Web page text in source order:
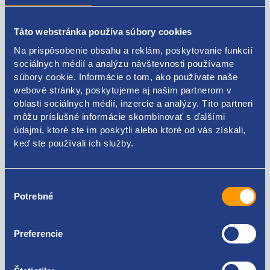
Táto webstránka používa súbory cookies
Na prispôsobenie obsahu a reklám, poskytovanie funkcií
sociálnych médií a analýzu návštevnosti používame
súbory cookie. Informácie o tom, ako používate naše
webové stránky, poskytujeme aj našim partnerom v
oblasti sociálnych médií, inzercie a analýzy. Títo partneri
môžu príslušné informácie skombinovať s ďalšími
údajmi, ktoré ste im poskytli alebo ktoré od vás získali,
keď ste používali ich služby.
súhlasu
Potrebné
Preferencie
rozdeľovač paliva (rail)
pre motory:
1.6TDI 81kW/85kW/88kW, 2.0TDI
81kW/110kW/140kW
VAG originál: 04L130089G 04L130089E 04L130089H